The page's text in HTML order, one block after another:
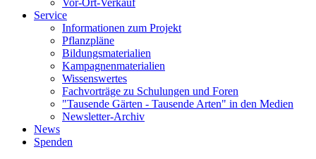
Vor-Ort-Verkauf
Service
Informationen zum Projekt
Pflanzpläne
Bildungsmaterialien
Kampagnenmaterialien
Wissenswertes
Fachvorträge zu Schulungen und Foren
"Tausende Gärten - Tausende Arten" in den Medien
Newsletter-Archiv
News
Spenden